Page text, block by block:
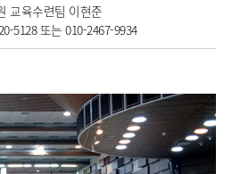
교육수련팀 이현준
5128 또는 010-2467-9934